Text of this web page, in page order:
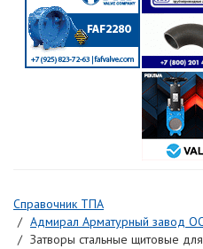
Справочник ТПА
Адмирал Арматурный завод
Затворы стальные щитовые